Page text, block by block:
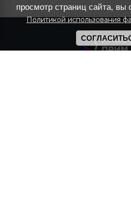
просмотр страниц сайта, вы
Политикой использования